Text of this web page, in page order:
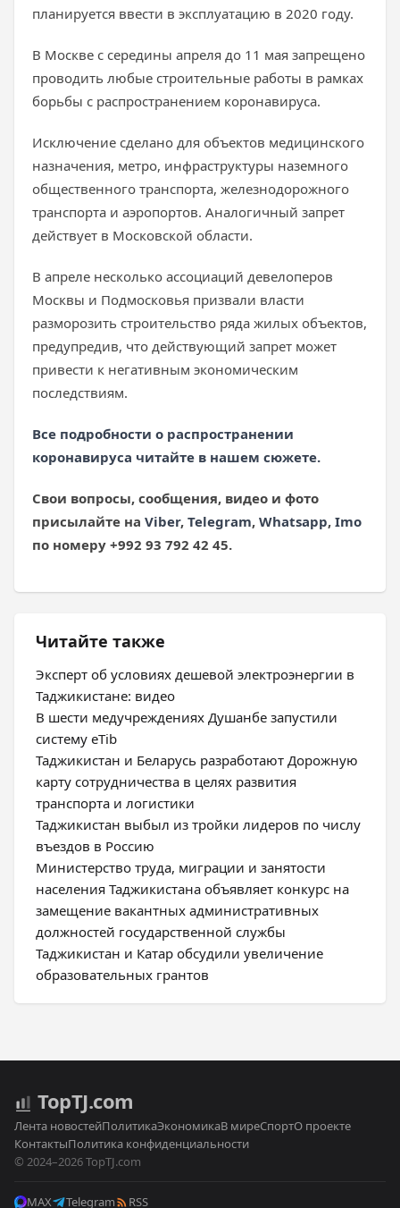
планируется ввести в эксплуатацию в 2020 году.
В Москве с середины апреля до 11 мая запрещено
проводить любые строительные работы в рамках
борьбы с распространением коронавируса.
Исключение сделано для объектов медицинского
назначения, метро, инфраструктуры наземного
общественного транспорта, железнодорожного
транспорта и аэропортов. Аналогичный запрет
действует в Московской области.
В апреле несколько ассоциаций девелоперов
Москвы и Подмосковья призвали власти
разморозить строительство ряда жилых объектов,
предупредив, что действующий запрет может
привести к негативным экономическим
последствиям.
Все подробности о распространении
коронавируса читайте в нашем сюжете.
Свои вопросы, сообщения, видео и фото
присылайте на Viber, Telegram, Whatsapp, Imo
по номеру +992 93 792 42 45.
Читайте также
Эксперт об условиях дешевой электроэнергии в
Таджикистане: видео
В шести медучреждениях Душанбе запустили
систему eTib
Таджикистан и Беларусь разработают Дорожную
карту сотрудничества в целях развития
транспорта и логистики
Таджикистан выбыл из тройки лидеров по числу
въездов в Россию
Министерство труда, миграции и занятости
населения Таджикистана объявляет конкурс на
замещение вакантных административных
должностей государственной службы
Таджикистан и Катар обсудили увеличение
образовательных грантов
TopTJ.com
Лента новостейПолитикаЭкономикаВ миреСпортО проекте
КонтактыПолитика конфиденциальности
© 2024–2026 TopTJ.com
MAX Telegram RSS